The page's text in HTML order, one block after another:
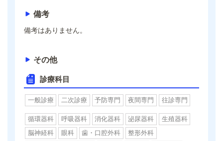
備考
備考はありません。
その他
診療科目
一般診療 二次診療 予防専門 夜間専門 往診専門
循環器科 呼吸器科 消化器科 泌尿器科
生殖器科
脳神経科
眼科 歯・口腔外科
整形外科